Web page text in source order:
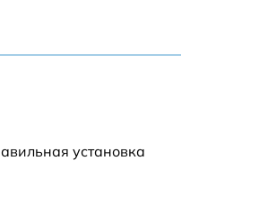
установка